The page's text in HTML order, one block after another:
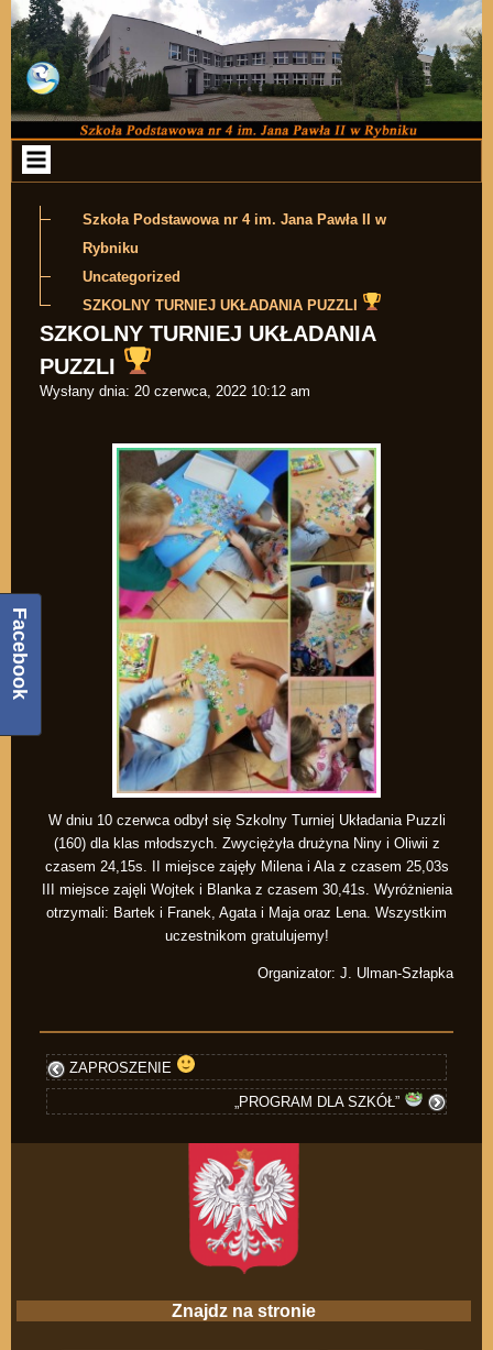
Przejdź do zawartości
Szkoła Podstawowa nr 4 im. Jana Pawła II w
Rybniku
Uncategorized
SZKOLNY TURNIEJ UKŁADANIA PUZZLI
SZKOLNY TURNIEJ UKŁADANIA
PUZZLI
Wysłany dnia: 20 czerwca, 2022 10:12 am
W dniu 10 czerwca odbył się Szkolny Turniej Układania Puzzli
(160) dla klas młodszych. Zwyciężyła drużyna Niny i Oliwii z
czasem 24,15s. II miejsce zajęły Milena i Ala z czasem 25,03s
III miejsce zajęli Wojtek i Blanka z czasem 30,41s. Wyróżnienia
otrzymali: Bartek i Franek, Agata i Maja oraz Lena. Wszystkim
uczestnikom gratulujemy!
Organizator: J. Ulman-Szłapka
ZAPROSZENIE
„PROGRAM DLA SZKÓŁ”
Znajdz na stronie
Facebook